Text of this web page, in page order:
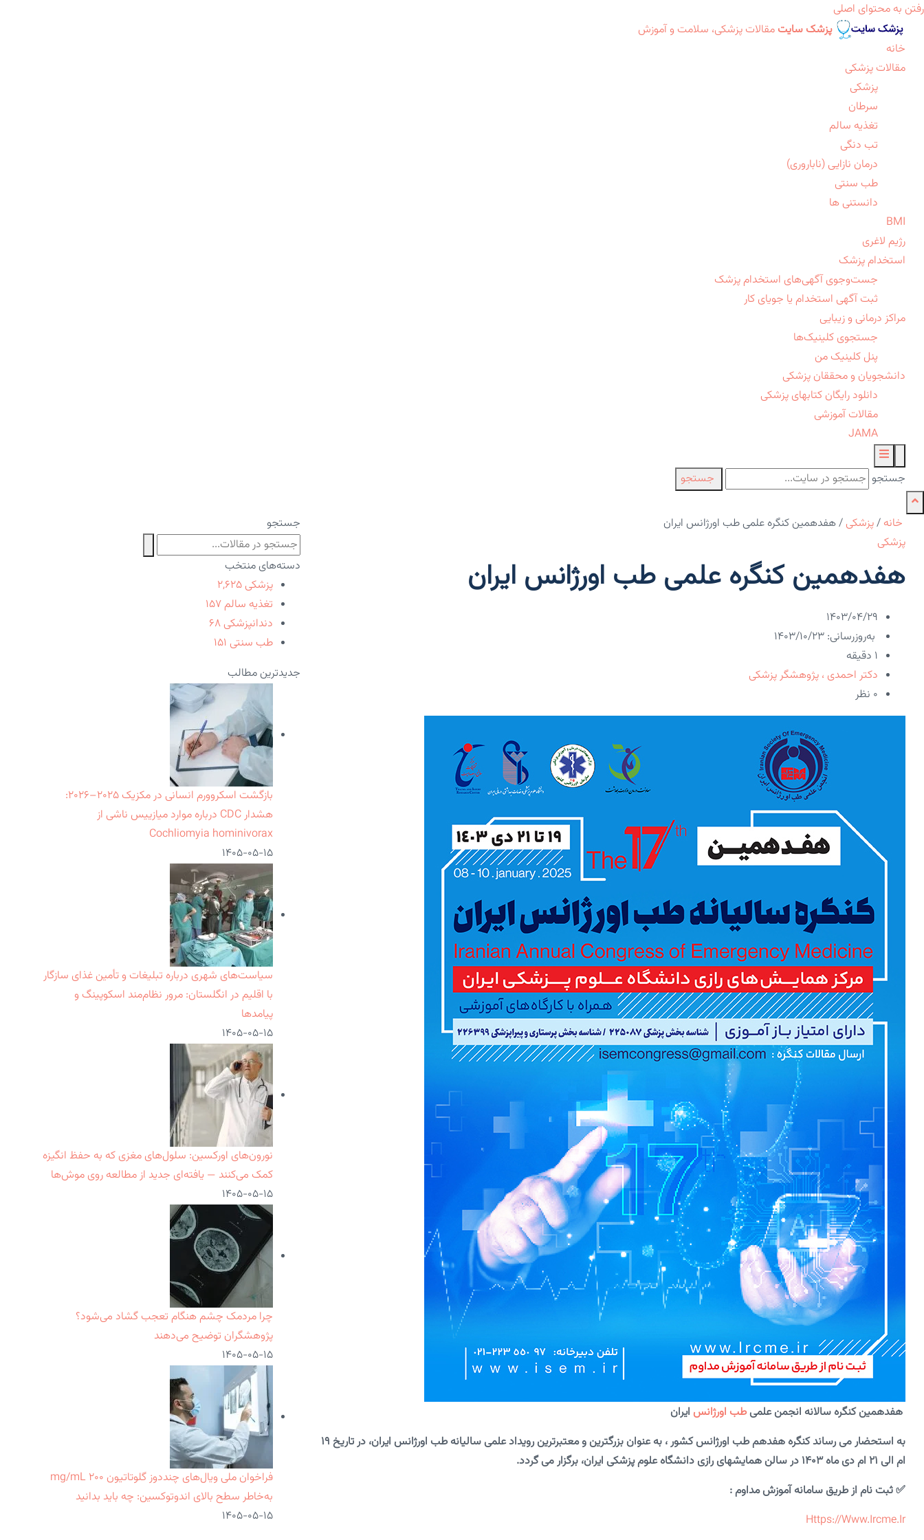
رفتن به محتوای اصلی
پزشک سایت مقالات پزشکی، سلامت و آموزش
خانه
مقالات پزشکی
پزشکی
سرطان
تغذیه سالم
تب دنگی
درمان نازایی (ناباروری)
طب سنتی
دانستنی ها
BMI
رژیم لاغری
استخدام پزشک
جست‌وجوی آگهی‌های استخدام پزشک
ثبت آگهی استخدام یا جویای کار
مراکز درمانی و زیبایی
جستجوی کلینیک‌ها
پنل کلینیک من
دانشجویان و محققان پزشکی
دانلود رایگان کتابهای پزشکی
مقالات آموزشی
JAMA
جستجو جستجو
خانه /پزشکی /هفدهمین کنگره علمی طب اورژانس ایران
پزشکی
هفدهمین کنگره علمی طب اورژانس ایران
۱۴۰۳/۰۴/۲۹
به‌روزرسانی: ۱۴۰۳/۱۰/۲۳
1 دقیقه
دکتر احمدی ، پژوهشگر پزشکی
۰ نظر
هفدهمین کنگره سالانه انجمن علمیطب اورژانس ایران
به استحضار می رساند کنگره هفدهم طب اورژانس کشور ، به عنوان بزرگترین و معتبرترین رویداد علمی سالیانه طب اورژانس ایران، در تاریخ ۱۹
ام الی ۲۱ ام دی ماه ۱۴۰۳ در سالن همایشهای رازی دانشگاه علوم پزشکی ایران، برگزار می گردد.
✅ ثبت نام از طریق سامانه آموزش مداوم :
Https://www.ircme.ir
جستجو
دسته‌های منتخب
پزشکی ۲,۶۲۵
تغذیه سالم ۱۵۷
دندانپزشکی ۶۸
طب سنتی ۱۵۱
جدیدترین مطالب
بازگشت اسکروورم انسانی در مکزیک ۲۰۲۵–۲۰۲۶:
هشدار CDC درباره موارد میازییس ناشی از
Cochliomyia hominivorax
۱۴۰۵-۰۵-۱۵
سیاست‌های شهری درباره تبلیغات و تأمین غذای سازگار
با اقلیم در انگلستان: مرور نظام‌مند اسکوپینگ و
پیامدها
۱۴۰۵-۰۵-۱۵
نورون‌های اورکسین: سلول‌های مغزی که به حفظ انگیزه
کمک می‌کنند — یافته‌ای جدید از مطالعه روی موش‌ها
۱۴۰۵-۰۵-۱۵
چرا مردمک چشم هنگام تعجب گشاد می‌شود؟
پژوهشگران توضیح می‌دهند
۱۴۰۵-۰۵-۱۵
فراخوان ملی ویال‌های چنددوز گلوتاتیون ۲۰۰ mg/mL
به‌خاطر سطح بالای اندوتوکسین: چه باید بدانید
۱۴۰۵-۰۵-۱۵